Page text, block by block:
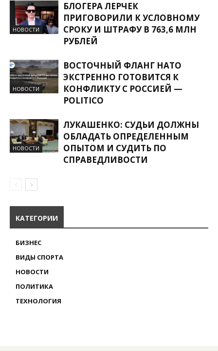
НОВОСТИ
БЛОГЕРА ЛЕРЧЕК
ПРИГОВОРИЛИ К УСЛОВНОМУ
СРОКУ И ШТРАФУ В 763,6 МЛН
РУБЛЕЙ
НОВОСТИ
ВОСТОЧНЫЙ ФЛАНГ НАТО
ЭКСТРЕННО ГОТОВИТСЯ К
КОНФЛИКТУ С РОССИЕЙ —
POLITICO
НОВОСТИ
ЛУКАШЕНКО: СУДЬИ ДОЛЖНЫ
ОБЛАДАТЬ ОПРЕДЕЛЕННЫМ
ОПЫТОМ И СУДИТЬ ПО
СПРАВЕДЛИВОСТИ
КАТЕГОРИИ
БИЗНЕС
ВИДЫ СПОРТА
НОВОСТИ
ПОЛИТИКА
ТЕХНОЛОГИЯ